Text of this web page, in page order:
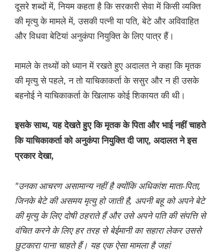
दूसरे शब्दों में, नियम कहता है कि सरकारी सेवा में किसी व्यक्ति
की मृत्यु के मामले में, उसकी पत्नी या पति, बेटे और अविवाहित
और विधवा बेटियां अनुकंपा नियुक्ति के लिए पात्र हैं।
मामले के तथ्यों को ध्यान में रखते हुए अदालत ने कहा कि मृतक
की मृत्यु से पहले, न तो याचिकाकर्ता के ससुर और न ही उसके
बहनोई ने याचिकाकर्ता के खिलाफ कोई शिकायत की थी।
इसके साथ, यह देखते हुए कि मृतक के पिता और भाई नहीं चाहते
कि याचिकाकर्ता को अनुकंपा नियुक्ति दी जाए, अदालत ने इस
प्रकार देखा,
"उनका आचरण असामान्य नहीं है क्योंकि अधिकांश माता-पिता,
जिनके बेटे की असमय मृत्यु हो जाती है, अपनी बहू को अपने बेटे
की मृत्यु के लिए दोषी ठहराते हैं और उसे अपने पति की संपत्ति से
वंचित करने के लिए हर तरह से बेईमानी का सहारा लेकर उससे
छुटकारा पाना चाहते हैं। यह एक ऐसा मामला है जहां